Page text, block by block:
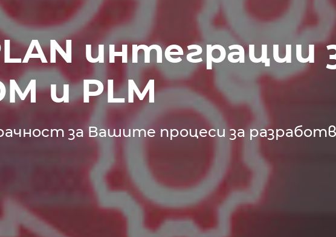
интеграции
и PLM
за Вашите процеси за